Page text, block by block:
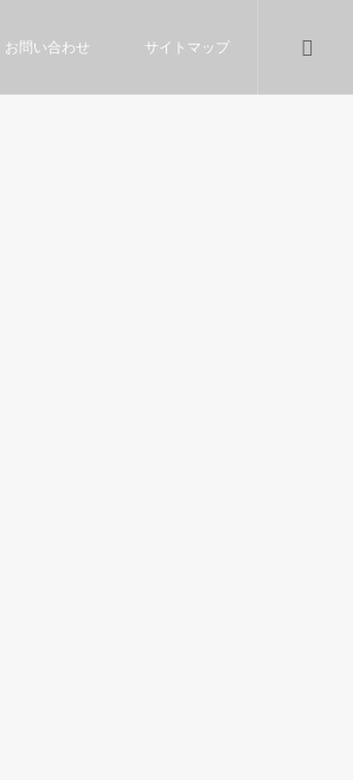
お問い合わせ サイトマップ